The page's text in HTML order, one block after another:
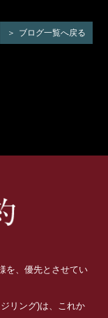
ブログ一覧へ戻る
を、優先とさせてい
リング)は、これか